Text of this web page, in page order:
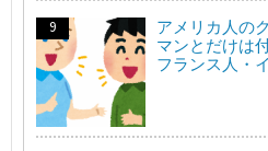
アメリカ人の
マンとだけは
フランス人・